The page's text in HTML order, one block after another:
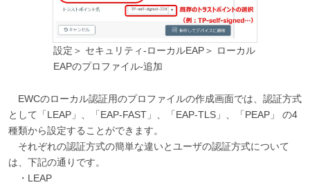
設定＞ セキュリティ-ローカルEAP＞ ローカル
EAPのプロファイル-追加
EWCのローカル認証用のプロファイルの作成画面では、認証方式
として「LEAP」、「EAP-FAST」、「EAP-TLS」、「PEAP」 の4
種類から設定することができます。
それぞれの認証方式の簡単な違いとユーザの認証方式について
は、下記の通りです。
・LEAP